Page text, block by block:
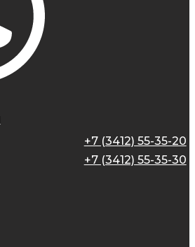
+7 (3412) 55-35-20
+7 (3412) 55-35-30